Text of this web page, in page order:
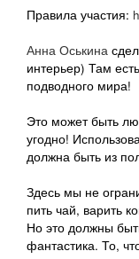
Правила участия:
Анна Оськина
интерьер) Там
подводного мира!
Это может быть
угодно!
должна быть из
Здесь мы не
пить чай, варить
Но это должны
фантастика. То,